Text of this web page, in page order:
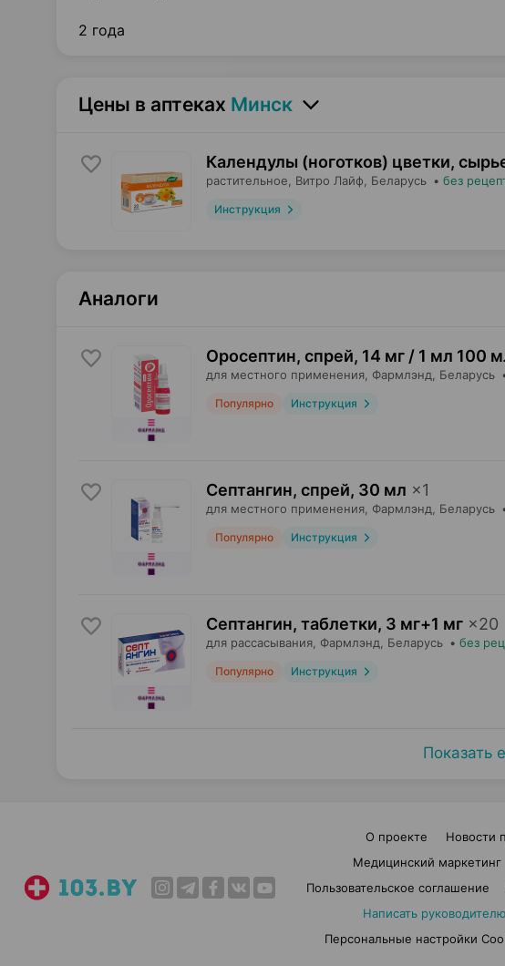
2 года
Цены в аптеках Минск
Календулы (ноготков) цветки,
растительное, Витро Лайф , Беларусь • без
Инструкция
Аналоги
Оросептин, спрей, 14 мг / 1 мл 100
для местного применения, Фармлэнд , Беларусь
Популярно Инструкция
Септангин, спрей, 30 мл ×1
для местного применения, Фармлэнд , Беларусь
Популярно Инструкция
Септангин, таблетки, 3 мг+1 мг ×20
для рассасывания, Фармлэнд , Беларусь • без
Популярно Инструкция
Показать
О проекте Новости
Медицинский маркетинг
Пользовательское соглашение
Написать
Персональные настройки